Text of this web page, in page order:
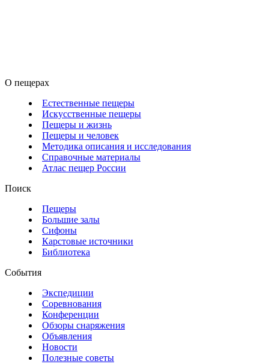
О пещерах
Естественные пещеры
Искусственные пещеры
Пещеры и жизнь
Пещеры и человек
Методика описания и исследования
Справочные материалы
Атлас пещер России
Поиск
Пещеры
Большие залы
Сифоны
Карстовые источники
Библиотека
События
Экспедиции
Соревнования
Конференции
Обзоры снаряжения
Объявления
Новости
Полезные советы